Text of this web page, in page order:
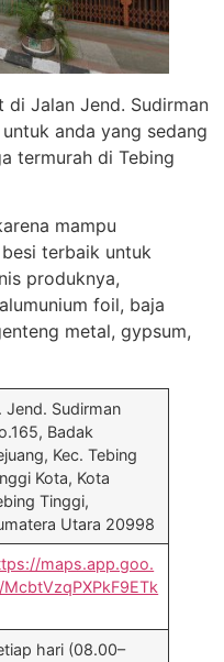
di Jalan Jend. Sudirman
anda yang sedang
termurah di Tebing
mampu
terbaik untuk
produknya,
foil, baja
metal, gypsum,
Jend. Sudirman
Badak
Kec. Tebing
Kota, Kota
Tinggi,
Utara 20998
maps.app.goo.
McbtVzqPXPkF9ETk
hari (08.00–